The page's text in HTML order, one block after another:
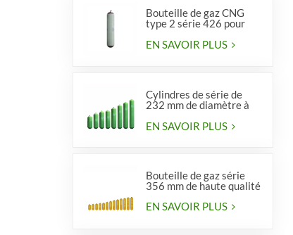
Bouteille de gaz CNG
type 2 série 426 pour
véhicules
EN SAVOIR PLUS
Cylindres de série de
232 mm de diamètre à
EN SAVOIR PLUS
Bouteille de gaz série
356 mm de haute qualité
EN SAVOIR PLUS